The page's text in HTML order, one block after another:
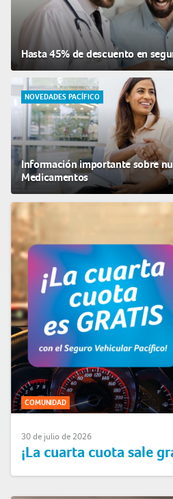
Hasta 45% de descuento en
NOVEDADES PACÍFICO
Información importante sobre
Medicamentos
COMUNIDAD
30 de julio de 2026
¡La cuarta cuota sale